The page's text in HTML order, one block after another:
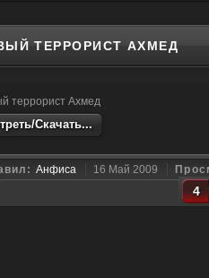
ТЕРРОРИСТ АХМЕД
террорист Ахмед
Скачать...
Анфиса 16 Май 2009
4